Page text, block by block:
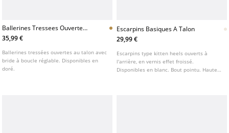
Ballerines Tressees Ouvertes
Au Talon
35,99 €
Ballerines tressées ouvertes au talon avec
bride à boucle réglable. Disponibles en
doré.
Escarpins Basiques A Talon
29,99 €
Escarpins type kitten heels ouverts à
l'arrière, en vernis effet froissé.
Disponibles en blanc. Bout pointu. Hauteur